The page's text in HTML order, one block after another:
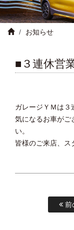
お知らせ
■３連休営
ガレージＹＭは３
気になるお車がご
い。
皆様のご来店、ス
前